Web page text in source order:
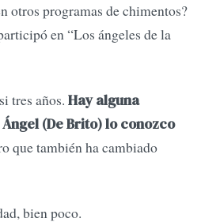
otros programas de chimentos?
en “Los ángeles de la
tres años. Hay alguna
(De Brito) lo conozco
que también ha cambiado
bien poco.